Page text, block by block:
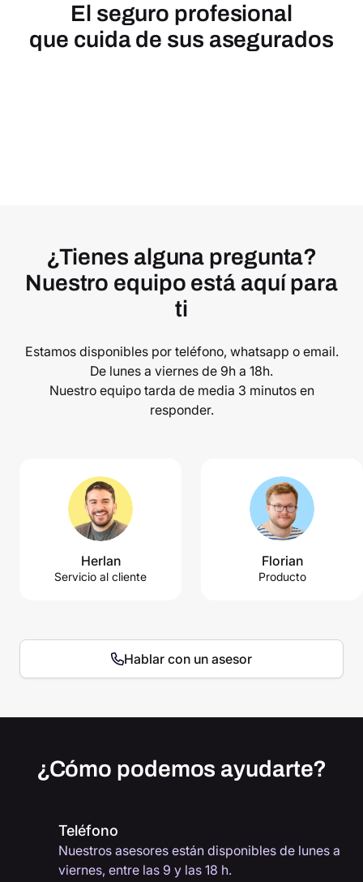
El seguro profesional
que cuida de sus asegurados
¿Tienes alguna pregunta?
Nuestro equipo está aquí para
ti
Estamos disponibles por teléfono, whatsapp o email.
De lunes a viernes de 9h a 18h.
Nuestro equipo tarda de media 3 minutos en
responder.
Herlan
Servicio al cliente
Florian
Producto
Hablar con un asesor
¿Cómo podemos ayudarte?
Teléfono
Nuestros asesores están disponibles de lunes a
viernes, entre las 9 y las 18 h.